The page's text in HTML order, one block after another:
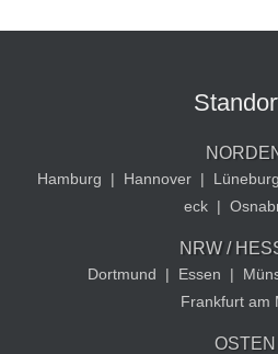
Hamburg | Hannover | Lüneburg
eck |
NRW /
Dortmund | Essen |
Frankfurt am
OSTEN